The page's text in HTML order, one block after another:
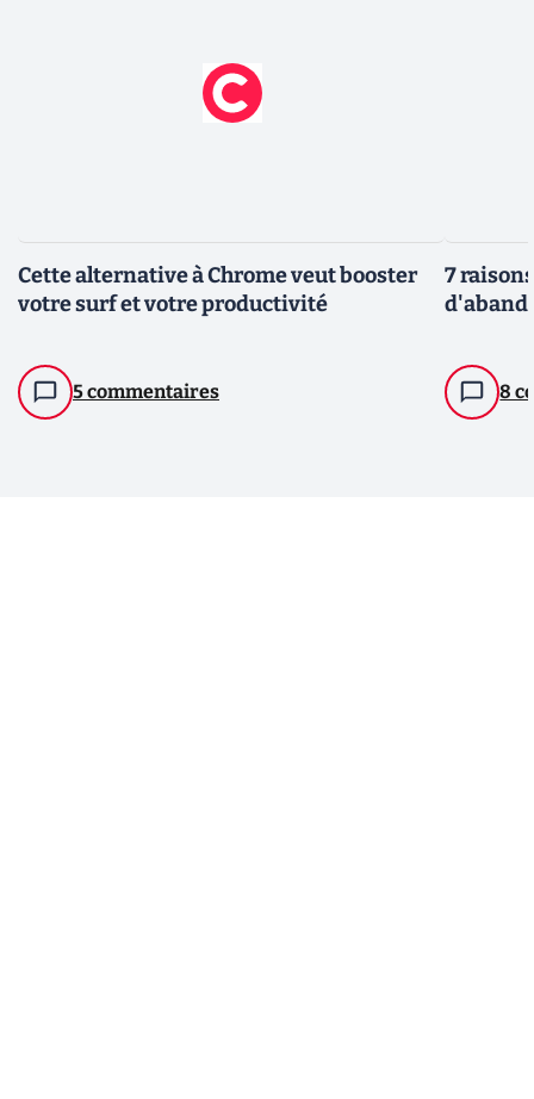
Cette alternative à Chrome veut booster
votre surf et votre productivité
5 commentaires
7
8